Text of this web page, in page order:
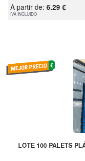
A partir de: 6.29 €
IVA INCLUIDO
LOTE 100 PALETS